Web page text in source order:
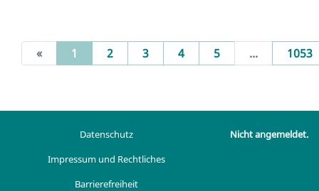
« 1 (current)
2 3 4 5 ... 1053
Datenschutz
Impressum und Rechtliches
Barrierefreiheit
Nicht angemeldet.